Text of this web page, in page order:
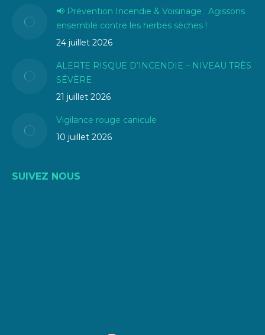
📢 Prévention Incendie & Voisinage : Agissons
ensemble contre les herbes sèches !
24 juillet 2026
ALERTE RISQUE D’INCENDIE – NIVEAU TRÈS
SÉVÈRE
21 juillet 2026
Vigilance rouge canicule
10 juillet 2026
SUIVEZ NOUS